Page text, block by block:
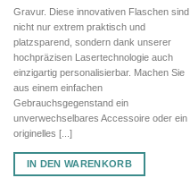
Gravur. Diese innovativen Flaschen sind
nicht nur extrem praktisch und
platzsparend, sondern dank unserer
hochpräzisen Lasertechnologie auch
einzigartig personalisierbar. Machen Sie
aus einem einfachen
Gebrauchsgegenstand ein
unverwechselbares Accessoire oder ein
originelles [...]
IN DEN WARENKORB